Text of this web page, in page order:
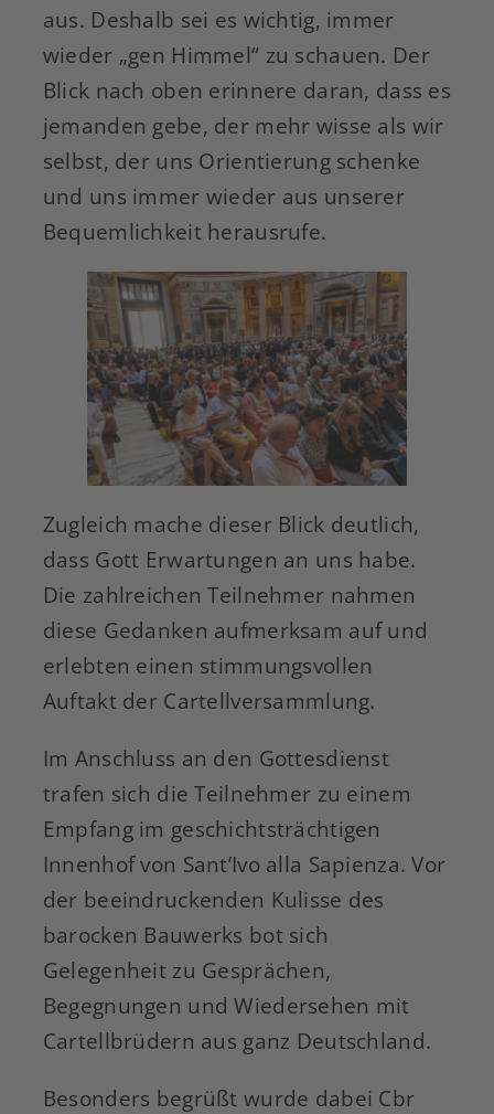
aus. Deshalb sei es wichtig, immer
wieder „gen Himmel“ zu schauen. Der
Blick nach oben erinnere daran, dass es
jemanden gebe, der mehr wisse als wir
selbst, der uns Orientierung schenke
und uns immer wieder aus unserer
Bequemlichkeit herausrufe.
Zugleich mache dieser Blick deutlich,
dass Gott Erwartungen an uns habe.
Die zahlreichen Teilnehmer nahmen
diese Gedanken aufmerksam auf und
erlebten einen stimmungsvollen
Auftakt der Cartellversammlung.
Im Anschluss an den Gottesdienst
trafen sich die Teilnehmer zu einem
Empfang im geschichtsträchtigen
Innenhof von Sant’Ivo alla Sapienza. Vor
der beeindruckenden Kulisse des
barocken Bauwerks bot sich
Gelegenheit zu Gesprächen,
Begegnungen und Wiedersehen mit
Cartellbrüdern aus ganz Deutschland.
Besonders begrüßt wurde dabei Cbr